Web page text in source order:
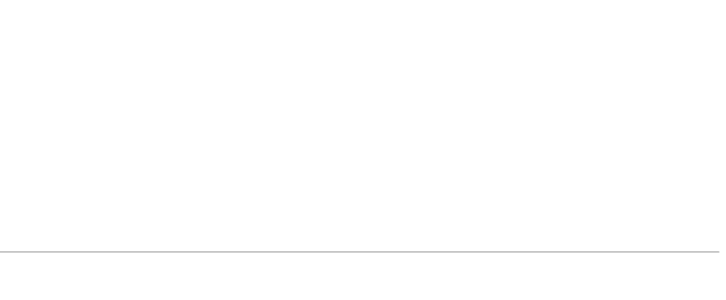
งหา แตกต่างอย่างตั้งใจ รับรองผล อันดับ1 การโพสต์ขายอสังหา กับทีมงานบริษัท บ้าน ที่ดิน คอนโด
พสต์ ที่ดิน กับทีมงานบริษัท ถูกและดีที่สุด ไม่มีค่านายหน้า ขายได้จริงๆ ช่วยสร้างโอกาสในการขายได้มากกว่า ที่
าชีพ ช่วยคุณขายบ้านมานาน ตัวจริง